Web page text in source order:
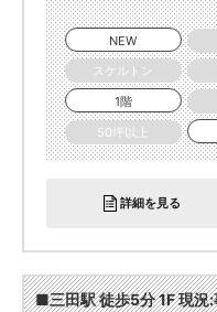
NEW
スケルトン
1階
50坪以上
詳細を見る
■三田駅 徒歩5分 1F 現況